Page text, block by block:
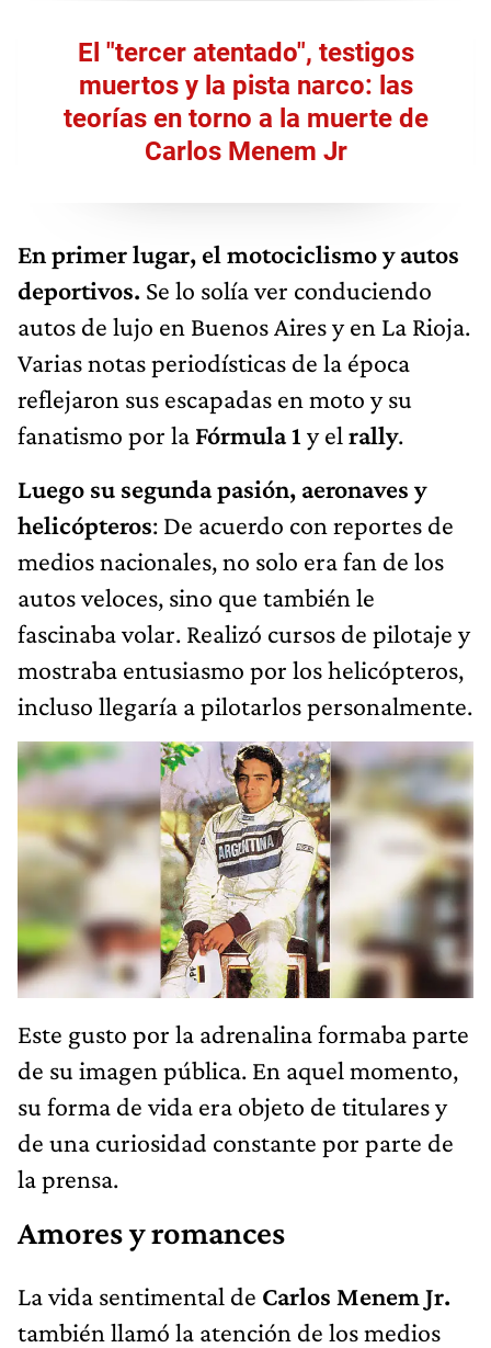
El "tercer atentado", testigos
muertos y la pista narco: las
teorías en torno a la muerte de
Carlos Menem Jr
En primer lugar, el motociclismo y autos
deportivos. Se lo solía ver conduciendo
autos de lujo en Buenos Aires y en La Rioja.
Varias notas periodísticas de la época
reflejaron sus escapadas en moto y su
fanatismo por la Fórmula 1 y el rally.
Luego su segunda pasión, aeronaves y
helicópteros: De acuerdo con reportes de
medios nacionales, no solo era fan de los
autos veloces, sino que también le
fascinaba volar. Realizó cursos de pilotaje y
mostraba entusiasmo por los helicópteros,
incluso llegaría a pilotarlos personalmente.
Este gusto por la adrenalina formaba parte
de su imagen pública. En aquel momento,
su forma de vida era objeto de titulares y
de una curiosidad constante por parte de
la prensa.
Amores y romances
La vida sentimental de Carlos Menem Jr.
también llamó la atención de los medios